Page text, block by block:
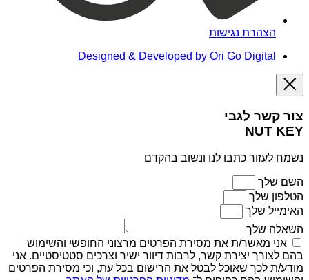
הצהרת נגישות
Designed & Developed by Ori Go Digital
צור קשר לגבי
NUT KEY
נשמח לעזור כתבו לנו ונשוב בהקדם
השם שלך
הטלפון שלך
האימייל שלך
השאלה שלך
אני מאשר/ת את מסירת הפרטים מרצוני החופשי והשימוש
בהם לצורך יצירת קשר, לרבות דיוור ישיר וצרכים סטטיסטיים. אני
מודע/ת לכך שאוכל לבטל את הרישום בכל עת, וכי מסירת הפרטים